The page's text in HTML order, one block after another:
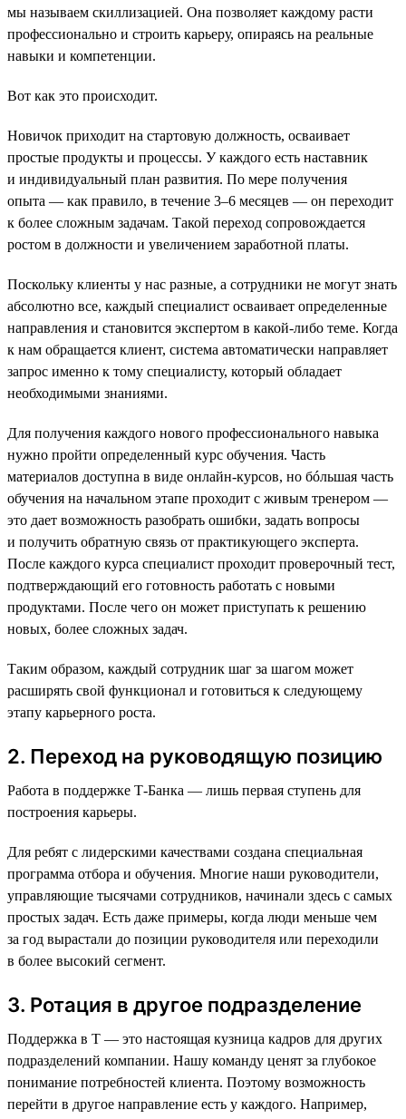
мы называем скиллизацией. Она позволяет каждому расти
профессионально и строить карьеру, опираясь на реальные
навыки и компетенции.
Вот как это происходит.
Новичок приходит на стартовую должность, осваивает
простые продукты и процессы. У каждого есть наставник
и индивидуальный план развития. По мере получения
опыта — как правило, в течение 3–6 месяцев — он переходит
к более сложным задачам. Такой переход сопровождается
ростом в должности и увеличением заработной платы.
Поскольку клиенты у нас разные, а сотрудники не могут знать
абсолютно все, каждый специалист осваивает определенные
направления и становится экспертом в какой-либо теме. Когда
к нам обращается клиент, система автоматически направляет
запрос именно к тому специалисту, который обладает
необходимыми знаниями.
Для получения каждого нового профессионального навыка
нужно пройти определенный курс обучения. Часть
материалов доступна в виде онлайн-курсов, но бóльшая часть
обучения на начальном этапе проходит с живым тренером —
это дает возможность разобрать ошибки, задать вопросы
и получить обратную связь от практикующего эксперта.
После каждого курса специалист проходит проверочный тест,
подтверждающий его готовность работать с новыми
продуктами. После чего он может приступать к решению
новых, более сложных задач.
Таким образом, каждый сотрудник шаг за шагом может
расширять свой функционал и готовиться к следующему
этапу карьерного роста.
2. Переход на руководящую позицию
Работа в поддержке Т-Банка — лишь первая ступень для
построения карьеры.
Для ребят с лидерскими качествами создана специальная
программа отбора и обучения. Многие наши руководители,
управляющие тысячами сотрудников, начинали здесь с самых
простых задач. Есть даже примеры, когда люди меньше чем
за год вырастали до позиции руководителя или переходили
в более высокий сегмент.
3. Ротация в другое подразделение
Поддержка в Т — это настоящая кузница кадров для других
подразделений компании. Нашу команду ценят за глубокое
понимание потребностей клиента. Поэтому возможность
перейти в другое направление есть у каждого. Например,